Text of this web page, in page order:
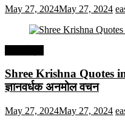
May 27, 2024May 27, 2024
Shree Krishna Quotes in
ज्ञानवर्धक अनमोल वचन
May 27, 2024May 27, 2024